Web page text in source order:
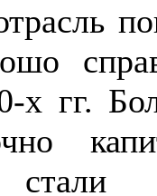
х гг.